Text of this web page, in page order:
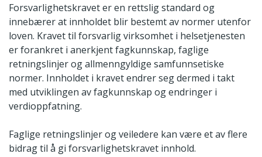
Forsvarlighetskravet er en rettslig standard og
innebærer at innholdet blir bestemt av normer utenfor
loven. Kravet til forsvarlig virksomhet i helsetjenesten
er forankret i anerkjent fagkunnskap, faglige
retningslinjer og allmenngyldige samfunnsetiske
normer. Innholdet i kravet endrer seg dermed i takt
med utviklingen av fagkunnskap og endringer i
verdioppfatning.
Faglige retningslinjer og veiledere kan være et av flere
bidrag til å gi forsvarlighetskravet innhold.